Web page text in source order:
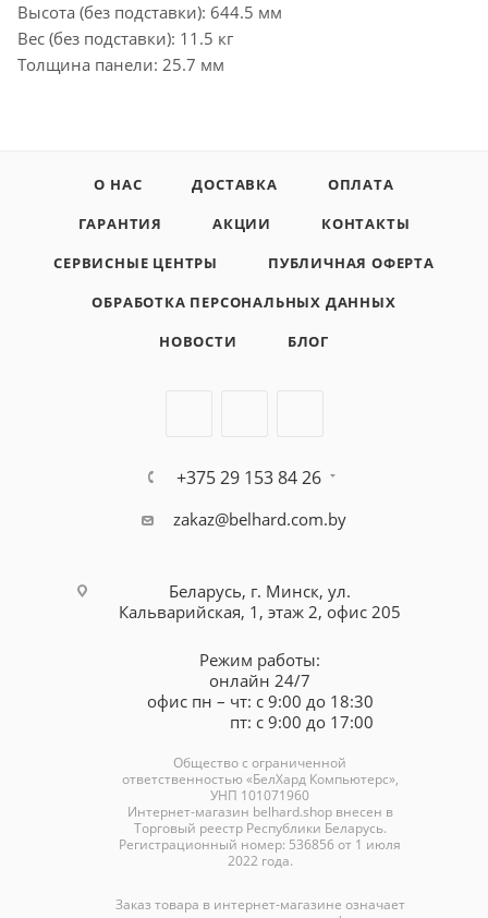
Высота (без подставки): 644.5 мм
Вес (без подставки): 11.5 кг
Толщина панели: 25.7 мм
О НАС ДОСТАВКА
ОПЛАТА
ГАРАНТИЯ
АКЦИИ
КОНТАКТЫ
СЕРВИСНЫЕ ЦЕНТРЫ
ПУБЛИЧНАЯ ОФЕРТА
ОБРАБОТКА ПЕРСОНАЛЬНЫХ ДАННЫХ
НОВОСТИ
БЛОГ
+375 29 153 84 26
zakaz@belhard.com.by
Беларусь, г. Минск, ул.
Кальварийская, 1, этаж 2, офис 205
Режим работы:
онлайн 24/7
офис пн – чт: с 9:00 до 18:30
пт: с 9:00 до 17:00
Общество с ограниченной
ответственностью «БелХард Компьютерс»,
УНП 101071960
Интернет-магазин belhard.shopвнесен в
Торговый реестр Республики Беларусь.
Регистрационный номер: 536856 от 1 июля
2022 года.
Заказ товара в интернет-магазине означает